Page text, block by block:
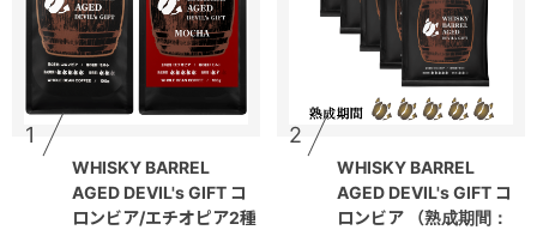
1
WHISKY BARREL
AGED DEVIL's GIFT コ
ロンビア/エチオピア2種
2
WHISKY BARREL
AGED DEVIL's GIFT コ
ロンビア （熟成期間：